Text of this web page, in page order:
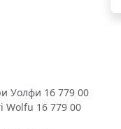
Уолфи 16 779 00
Wolfu 16 779 00